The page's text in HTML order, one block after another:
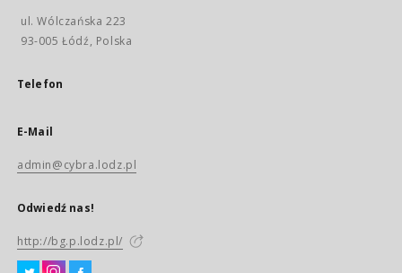
ul. Wólczańska 223
93-005 Łódź, Polska
Telefon
E-Mail
admin@cybra.lodz.pl
Odwiedź nas!
http://bg.p.lodz.pl/